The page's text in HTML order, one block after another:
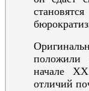
положили
начале
отличий